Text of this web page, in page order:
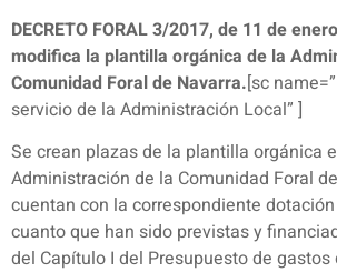
DECRETO FORAL 3/2017, de 11 de
modifica la plantilla orgánica de la
Comunidad Foral de Navarra.[sc
servicio de la Administración Local” ]
Se crean plazas de la plantilla orgánica
Administración de la Comunidad Foral
cuentan con la correspondiente
cuanto que han sido previstas y
del Capítulo I del Presupuesto de gastos